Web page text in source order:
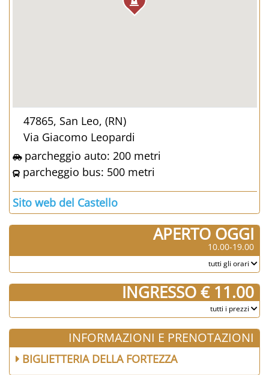
47865, San Leo, (RN)
Via Giacomo Leopardi
parcheggio auto: 200 metri
parcheggio bus: 500 metri
Sito web del Castello
APERTO OGGI
10.00-19.00
tutti gli orari
INGRESSO € 11.00
tutti i prezzi
INFORMAZIONI E PRENOTAZIONI
BIGLIETTERIA DELLA FORTEZZA